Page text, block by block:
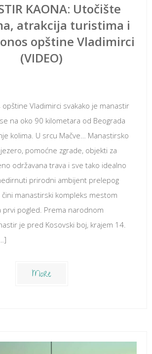
KAONA: Utočište
atrakcija turistima i
opštine Vladimirci
(VIDEO)
opštine Vladimirci svakako je manastir
na oko 90 kilometara od Beograda
kolima. U srcu Mačve… Manastirsko
pomoćne zgrade, objekti za
održavana trava i sve tako idealno
prirodni ambijent prelepog
čini manastirski kompleks mestom
prvi pogled. Prema narodnom
je pred Kosovski boj, krajem 14.
More